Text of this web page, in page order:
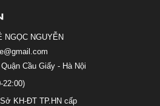
NGỌC NGUYỄN
Cầu Giấy - Hà Nội
22:00)
KH-ĐT TP.HN cấp